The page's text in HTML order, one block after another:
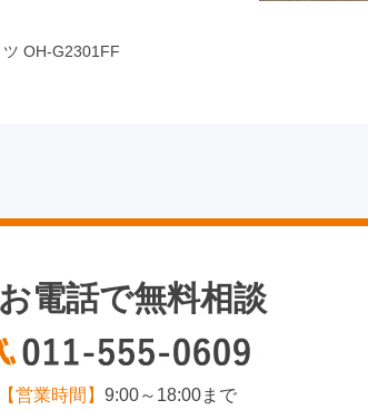
OH-G2301FF
お電話で無料相談
【営業時間】 9:00～18:00まで